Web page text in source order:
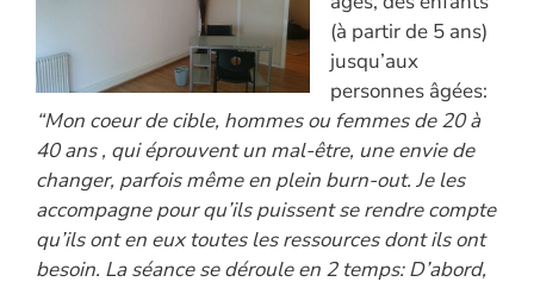
(à partir de 5 ans)
jusqu’aux
personnes âgées:
“Mon coeur de cible, hommes ou femmes de 20 à
40 ans , qui éprouvent un mal-être, une envie de
changer, parfois même en plein burn-out. Je les
accompagne pour qu’ils puissent se rendre compte
qu’ils ont en eux toutes les ressources dont ils ont
besoin. La séance se déroule en 2 temps: D’abord,